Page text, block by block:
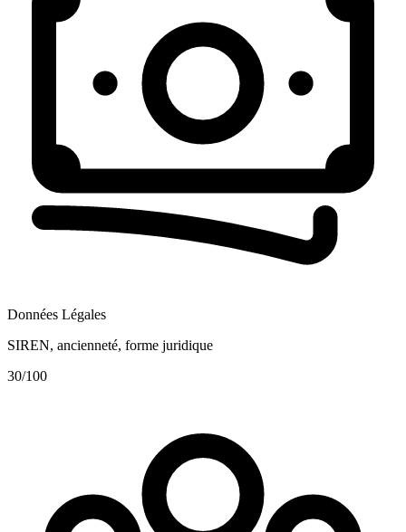
Données Légales
SIREN, ancienneté, forme juridique
30/100